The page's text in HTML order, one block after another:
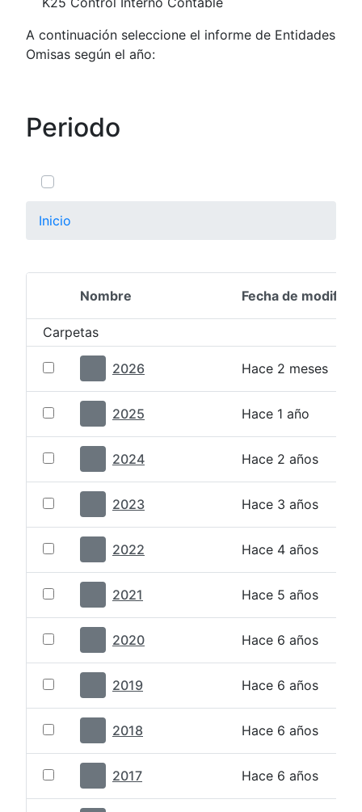
A continuación seleccione el informe de Entidades
Omisas según el año:
Periodo
Inicio
Selección del elemento
Nombre Fecha de
Carpetas
2026 Hace 2 meses
2025 Hace 1 año
2024 Hace 2 años
2023 Hace 3 años
2022 Hace 4 años
2021 Hace 5 años
2020 Hace 6 años
2019 Hace 6 años
2018 Hace 6 años
2017 Hace 6 años